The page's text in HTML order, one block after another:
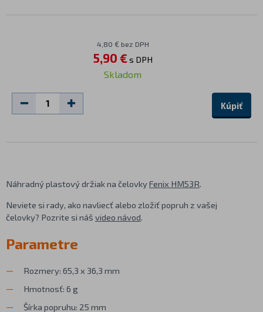
4,80 € bez DPH
5,90 €s DPH
Skladom
Kúpiť
Náhradný plastový držiak na čelovkyFenix HM53R.
Neviete si rady, ako navliecť alebo zložiť popruh z vašej
čelovky? Pozrite si náš video návod.
Parametre
Rozmery: 65,3 x 36,3 mm
Hmotnosť: 6 g
Šírka popruhu: 25 mm